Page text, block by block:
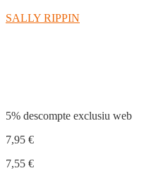
SALLY RIPPIN
5% descompte exclusiu web
7,95 €
7,55 €